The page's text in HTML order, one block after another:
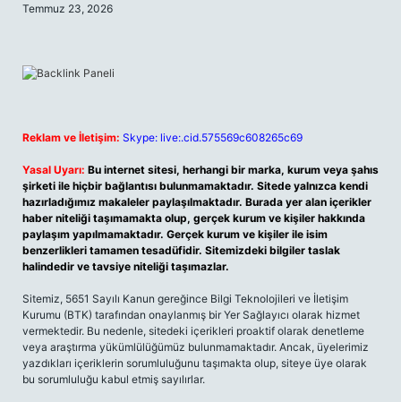
Temmuz 23, 2026
Reklam ve İletişim: Skype: live:.cid.575569c608265c69
Yasal Uyarı: Bu internet sitesi, herhangi bir marka, kurum veya şahıs
şirketi ile hiçbir bağlantısı bulunmamaktadır. Sitede yalnızca kendi
hazırladığımız makaleler paylaşılmaktadır. Burada yer alan içerikler
haber niteliği taşımamakta olup, gerçek kurum ve kişiler hakkında
paylaşım yapılmamaktadır. Gerçek kurum ve kişiler ile isim
benzerlikleri tamamen tesadüfidir. Sitemizdeki bilgiler taslak
halindedir ve tavsiye niteliği taşımazlar.
Sitemiz, 5651 Sayılı Kanun gereğince Bilgi Teknolojileri ve İletişim
Kurumu (BTK) tarafından onaylanmış bir Yer Sağlayıcı olarak hizmet
vermektedir. Bu nedenle, sitedeki içerikleri proaktif olarak denetleme
veya araştırma yükümlülüğümüz bulunmamaktadır. Ancak, üyelerimiz
yazdıkları içeriklerin sorumluluğunu taşımakta olup, siteye üye olarak
bu sorumluluğu kabul etmiş sayılırlar.